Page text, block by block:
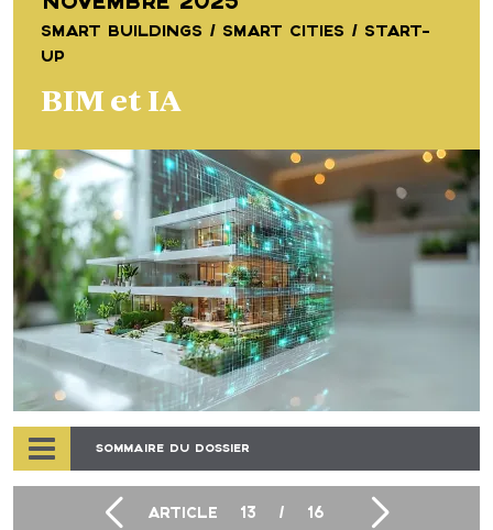
SMART BUILDINGS / SMART CITIES / START-
UP
BIM et IA
SOMMAIRE DU DOSSIER
ARTICLE 13 / 16